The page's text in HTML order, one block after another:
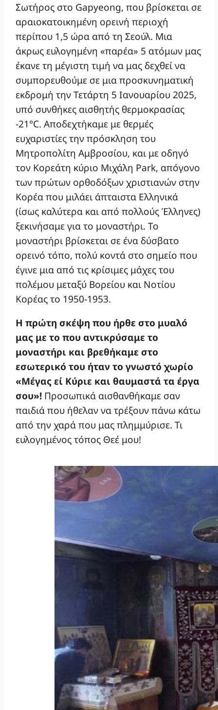
Σωτήρος στο Gapyeong, που βρίσκεται σε
αραιοκατοικημένη ορεινή περιοχή
περίπου 1,5 ώρα από τη Σεούλ. Μια
άκρως ευλογημένη «παρέα» 5 ατόμων μας
έκανε τη μέγιστη τιμή να μας δεχθεί να
συμπορευθούμε σε μια προσκυνηματική
εκδρομή την Τετάρτη 5 Ιανουαρίου 2025,
υπό συνθήκες αισθητής θερμοκρασίας
-21°C. Αποδεχτήκαμε με θερμές
ευχαριστίες την πρόσκληση του
Μητροπολίτη Αμβροσίου, και με οδηγό
τον Κορεάτη κύριο Μιχάλη Park, απόγονο
των πρώτων ορθοδόξων χριστιανών στην
Κορέα που μιλάει άπταιστα Ελληνικά
(ίσως καλύτερα και από πολλούς Έλληνες)
ξεκινήσαμε για το μοναστήρι. Το
μοναστήρι βρίσκεται σε ένα δύσβατο
ορεινό τόπο, πολύ κοντά στο σημείο που
έγινε μια από τις κρίσιμες μάχες του
πολέμου μεταξύ Βορείου και Νοτίου
Κορέας το 1950-1953.
Η πρώτη σκέψη που ήρθε στο μυαλό
μας με το που αντικρύσαμε το
μοναστήρι και βρεθήκαμε στο
εσωτερικό του ήταν το γνωστό χωρίο
«Μέγας εί Κύριε και θαυμαστά τα έργα
σου»! Προσωπικά αισθανθήκαμε σαν
παιδιά που ήθελαν να τρέξουν πάνω κάτω
από την χαρά που μας πλημμύρισε. Τι
ευλογημένος τόπος Θεέ μου!